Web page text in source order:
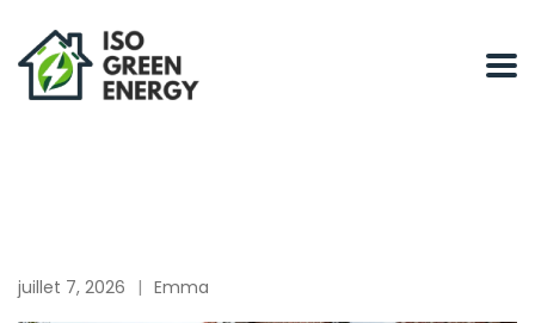
juillet 7, 2026 Emma